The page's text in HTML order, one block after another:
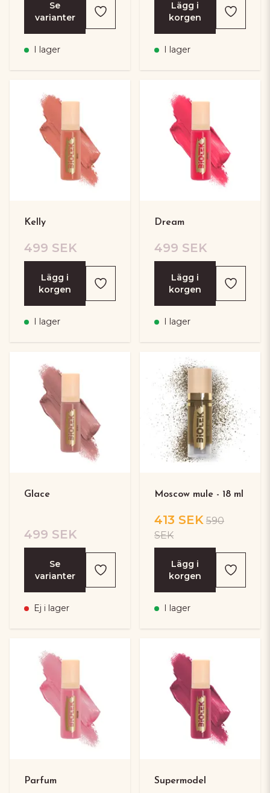
Se
varianter
I lager
Lägg i
korgen
I lager
Kelly
499 SEK
Lägg i
korgen
I lager
Dream
499 SEK
Lägg i
korgen
I lager
Glace
499 SEK
Se
varianter
Ej i lager
Moscow mule - 18 ml
413 SEK 590
SEK
Lägg i
korgen
I lager
Parfum Supermodel